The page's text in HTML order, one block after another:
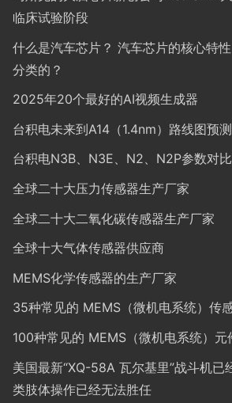
临床试验阶段
什么是汽车芯片？ 汽车芯片的核心特
分类的？
2025年20个最好的AI视频生成器
台积电未来到A14（1.4nm）路线图预
台积电N3B、N3E、N2、N2P参数对比
全球二十大压力传感器生产厂家
全球二十大二氧化碳传感器生产厂家
全球十大气体传感器供应商
MEMS化学传感器的生产厂家
35种常见的 MEMS（微机电系统）传
100种常见的 MEMS（微机电系统）元
美国最新“XQ-58A 瓦尔基里”战斗机已
类肢体操作已经无法胜任